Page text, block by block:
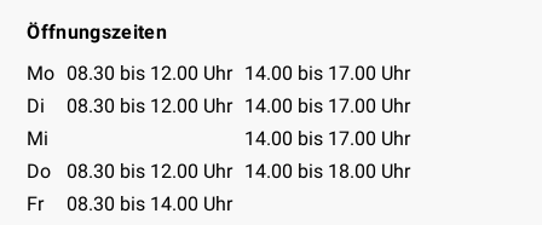
Öffnungszeiten
Öffnungszeiten Tabelle
Mo 08.30 bis 12.00 Uhr 14.00 bis 17.00 Uhr
Di
08.30 bis 12.00 Uhr 14.00 bis 17.00 Uhr
Mi
14.00 bis 17.00 Uhr
Do
08.30 bis 12.00 Uhr 14.00 bis 18.00 Uhr
Fr
08.30 bis 14.00 Uhr